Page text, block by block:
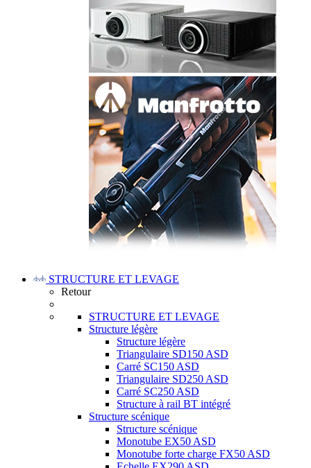
STRUCTURE ET LEVAGE
Retour
STRUCTURE ET LEVAGE
Structure légère
Structure légère
Triangulaire SD150 ASD
Carré SC150 ASD
Triangulaire SD250 ASD
Carré SC250 ASD
Structure à rail BT intégré
Structure scénique
Structure scénique
Monotube EX50 ASD
Monotube forte charge FX50 ASD